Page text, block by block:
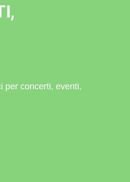
per concerti, eventi,